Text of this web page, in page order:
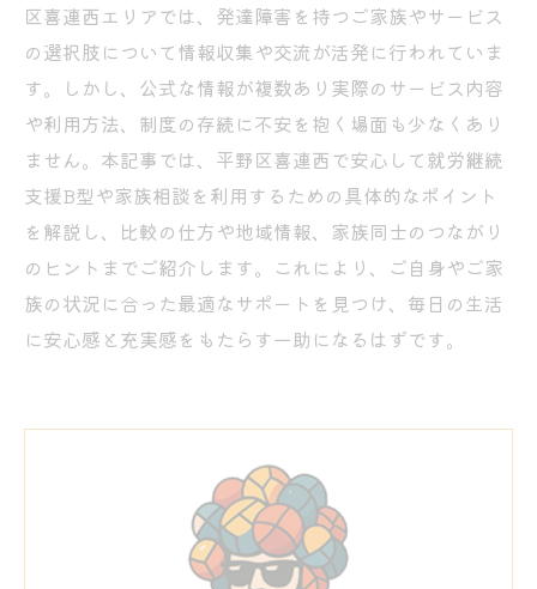
区喜連西エリアでは、発達障害を持つご家族やサービス
の選択肢について情報収集や交流が活発に行われていま
す。しかし、公式な情報が複数あり実際のサービス内容
や利用方法、制度の存続に不安を抱く場面も少なくあり
ません。本記事では、平野区喜連西で安心して就労継続
支援B型や家族相談を利用するための具体的なポイント
を解説し、比較の仕方や地域情報、家族同士のつながり
のヒントまでご紹介します。これにより、ご自身やご家
族の状況に合った最適なサポートを見つけ、毎日の生活
に安心感と充実感をもたらす一助になるはずです。